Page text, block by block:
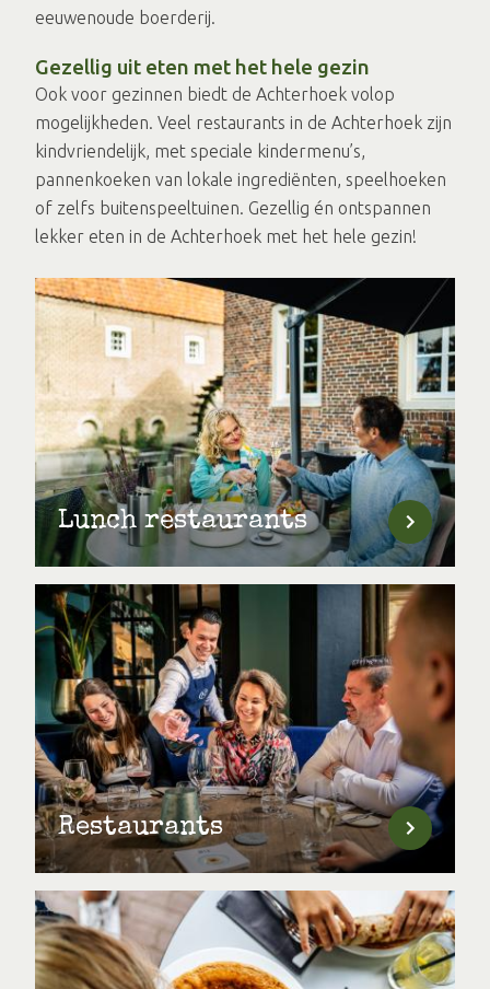
eeuwenoude boerderij.
Gezellig uit eten met het hele gezin
Ook voor gezinnen biedt de Achterhoek volop
mogelijkheden. Veel restaurants in de Achterhoek zijn
kindvriendelijk, met speciale kindermenu’s,
pannenkoeken van lokale ingrediënten, speelhoeken
of zelfs buitenspeeltuinen. Gezellig én ontspannen
lekker eten in de Achterhoek met het hele gezin!
Lunch restaurants
Restaurants